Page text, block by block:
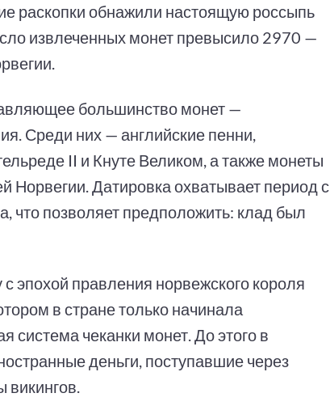
раскопки обнажили настоящую россыпь
извлеченных монет превысило 2970 —
большинство монет —
Среди них — английские пенни,
II и Кнуте Великом, а также монеты
Норвегии. Датировка охватывает период с
что позволяет предположить: клад был
эпохой правления норвежского короля
в стране только начинала
система чеканки монет. До этого в
деньги, поступавшие через